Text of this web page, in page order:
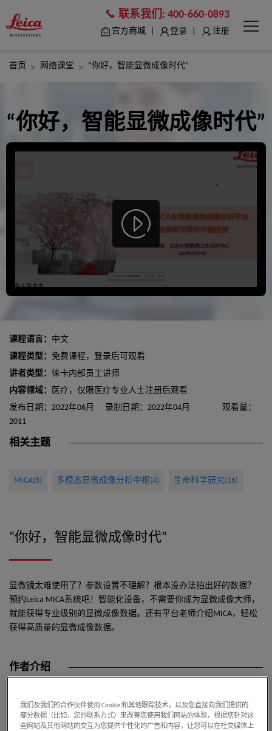
联系我们: 400-660-0893
官方商城 登录 注册
首页 网络课堂 “你好，智能显微成像时代”
“你好，智能显微成像时代”
课程语言： 中文
课程类型： 免费课程，登录后可观看
讲者类型： 徕卡内部员工讲师
内容领域：
医疗，仅限医疗专业人士注册后观看
发布日期：2022年06月
录制日期：2022年04月
观看量：
2011
相关主题
MICA(8) 多模态显微成像分析中枢(4) 生命科学研究(16)
“你好，智能显微成像时代”
显微镜太难使用了？参数设置不理解？根本没办法拍出好的数据？
预约Leica MICA系统吧！智能化设备，不需要你成为显微成像大师，
就能获得专业级别的显微成像数据。还有平台老师介绍MICA，轻松
获得高质量的显微成像数据。
作者介绍
刘皎
我们及我们的合作伙伴使用 Cookie 和其他跟踪技术，以及您直接向我们提供的
部分数据（比如，您的联系方式）来改善您使用我们网站的体验，根据您针对这
些网站及其他网站的交互为您提供个性化的广告和内容，让您可以在社交媒体上